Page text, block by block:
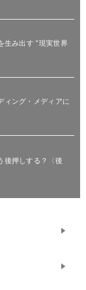
み出す "現実世界
ィング・メディアに
後押しする？〈後